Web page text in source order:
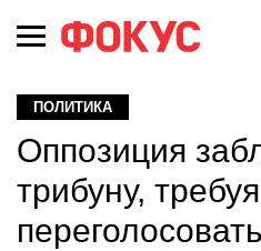
ПОЛИТИКА
Оппозиция
трибуну, требуя